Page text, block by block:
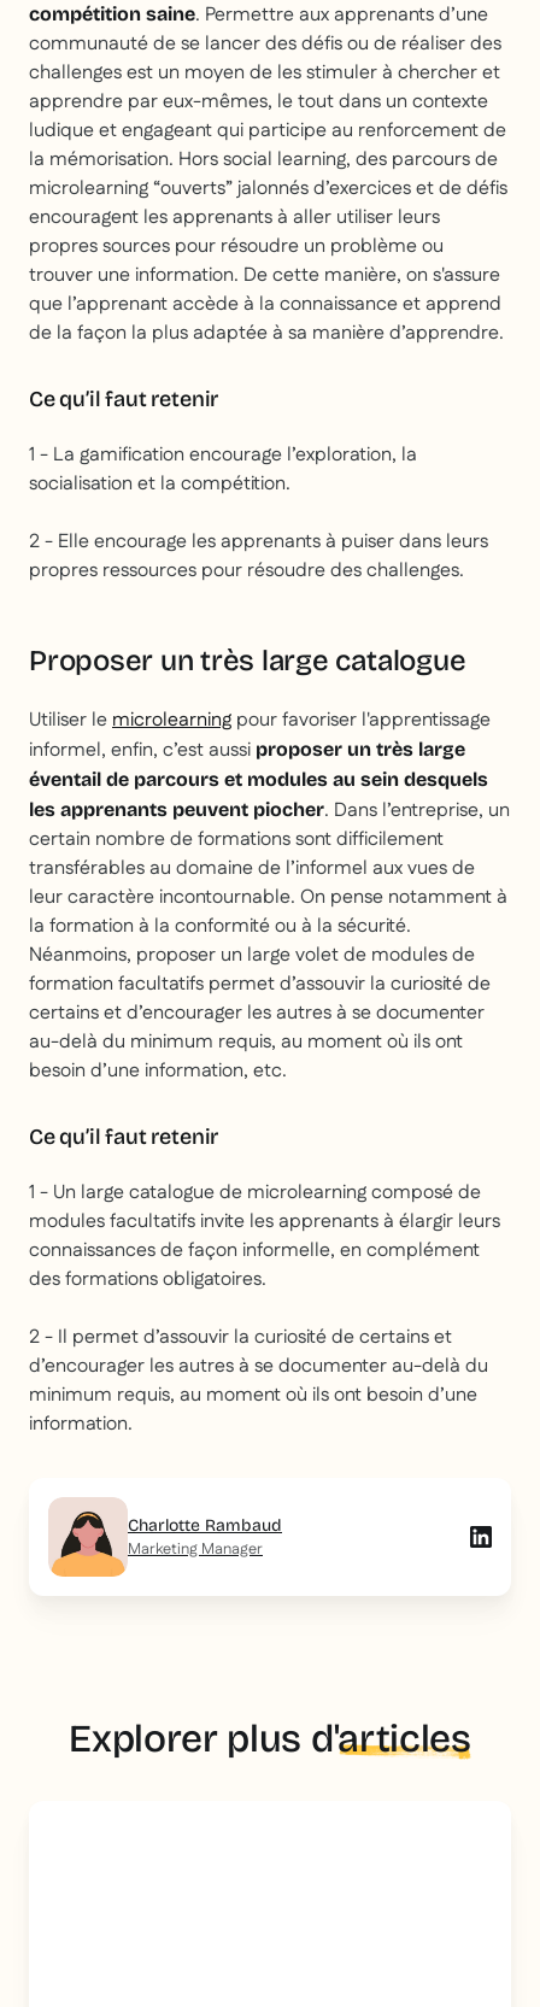
compétition saine. Permettre aux apprenants d’une
communauté de se lancer des défis ou de réaliser des
challenges est un moyen de les stimuler à chercher et
apprendre par eux-mêmes, le tout dans un contexte
ludique et engageant qui participe au renforcement de
la mémorisation. Hors social learning, des parcours de
microlearning “ouverts” jalonnés d’exercices et de défis
encouragent les apprenants à aller utiliser leurs
propres sources pour résoudre un problème ou
trouver une information. De cette manière, on s'assure
que l’apprenant accède à la connaissance et apprend
de la façon la plus adaptée à sa manière d’apprendre.
Ce qu’il faut retenir
1 - La gamification encourage l’exploration, la
socialisation et la compétition.
2 - Elle encourage les apprenants à puiser dans leurs
propres ressources pour résoudre des challenges.
Proposer un très large catalogue
Utiliser lemicrolearning pour favoriser l'apprentissage
informel, enfin, c’est aussi proposer un très large
éventail de parcours et modules au sein desquels
les apprenants peuvent piocher. Dans l’entreprise, un
certain nombre de formations sont difficilement
transférables au domaine de l’informel aux vues de
leur caractère incontournable. On pense notamment à
la formation à la conformité ou à la sécurité.
Néanmoins, proposer un large volet de modules de
formation facultatifs permet d’assouvir la curiosité de
certains et d’encourager les autres à se documenter
au-delà du minimum requis, au moment où ils ont
besoin d’une information, etc.
Ce qu’il faut retenir
1 - Un large catalogue de microlearning composé de
modules facultatifs invite les apprenants à élargir leurs
connaissances de façon informelle, en complément
des formations obligatoires.
2 - Il permet d’assouvir la curiosité de certains et
d’encourager les autres à se documenter au-delà du
minimum requis, au moment où ils ont besoin d’une
information.
Charlotte Rambaud
Marketing Manager
Explorer plus d'articles